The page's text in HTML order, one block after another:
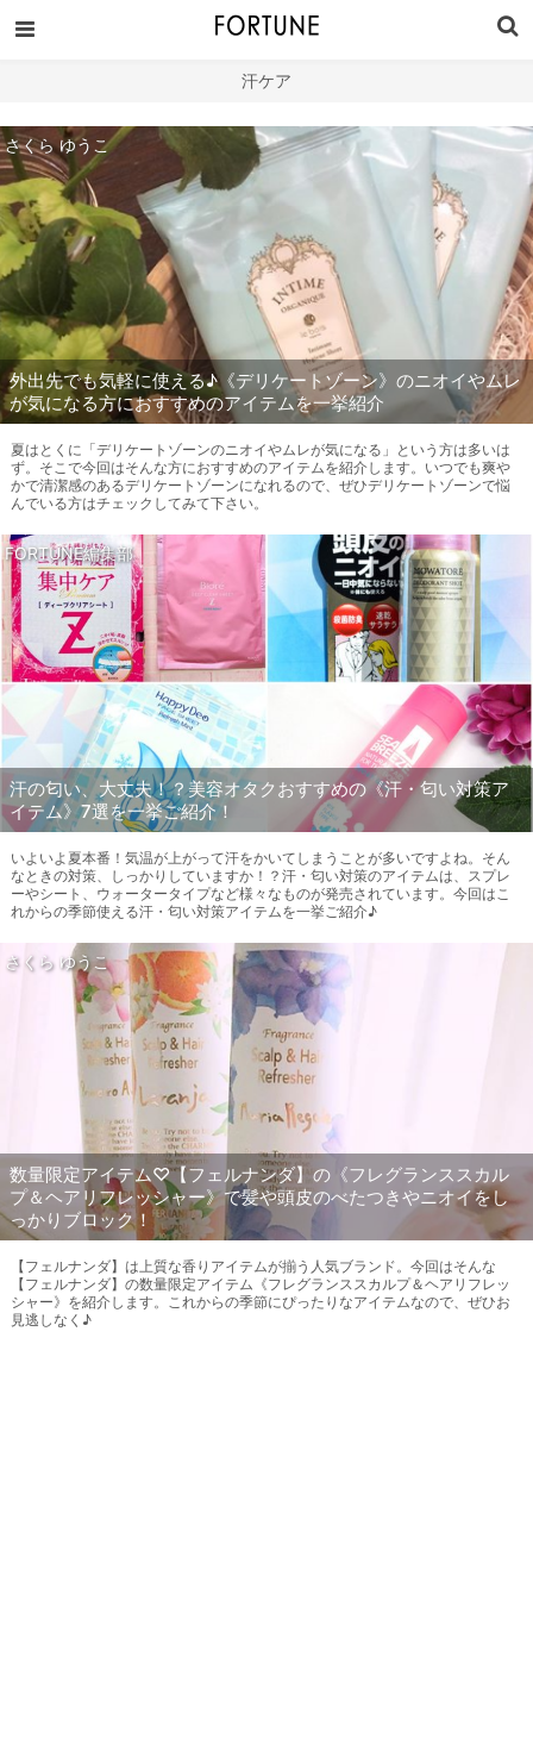
汗ケア
さくら ゆうこ
外出先でも気軽に使える♪《デリケートゾーン》のニオイやムレ
が気になる方におすすめのアイテムを一挙紹介
夏はとくに「デリケートゾーンのニオイやムレが気になる」という方は多いは
ず。そこで今回はそんな方におすすめのアイテムを紹介します。いつでも爽や
かで清潔感のあるデリケートゾーンになれるので、ぜひデリケートゾーンで悩
んでいる方はチェックしてみて下さい。
FORTUNE編集部
汗の匂い、大丈夫！？美容オタクおすすめの《汗・匂い対策ア
イテム》7選を一挙ご紹介！
いよいよ夏本番！気温が上がって汗をかいてしまうことが多いですよね。そん
なときの対策、しっかりしていますか！？汗・匂い対策のアイテムは、スプレ
ーやシート、ウォータータイプなど様々なものが発売されています。今回はこ
れからの季節使える汗・匂い対策アイテムを一挙ご紹介♪
さくら ゆうこ
数量限定アイテム♡【フェルナンダ】の《フレグランススカル
プ＆ヘアリフレッシャー》で髪や頭皮のべたつきやニオイをし
っかりブロック！
【フェルナンダ】は上質な香りアイテムが揃う人気ブランド。今回はそんな
【フェルナンダ】の数量限定アイテム《フレグランススカルプ＆ヘアリフレッ
シャー》を紹介します。これからの季節にぴったりなアイテムなので、ぜひお
見逃しなく♪